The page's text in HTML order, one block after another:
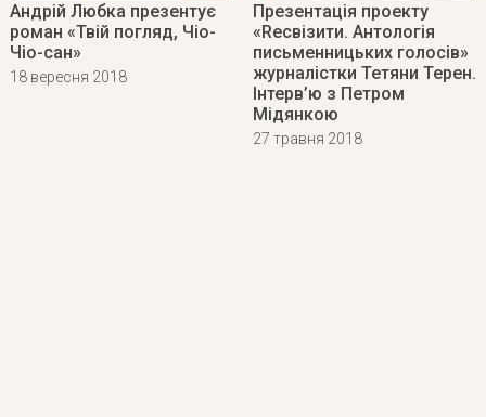
Андрій Любка презентує
роман «Твій погляд, Чіо-
Чіо-сан»
18 вересня 2018
Презентація проекту
«Recвізити. Антологія
письменницьких голосів»
журналістки Тетяни Терен.
Інтерв’ю з Петром
Мідянкою
27 травня 2018